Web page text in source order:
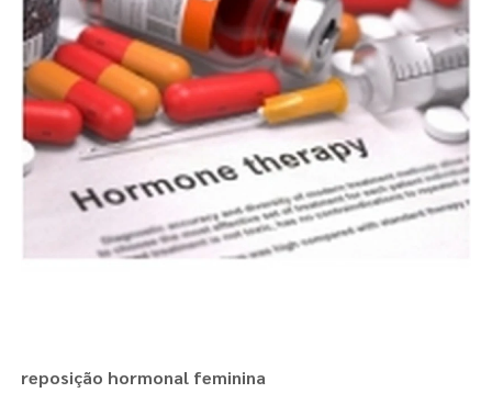
reposição hormonal feminina